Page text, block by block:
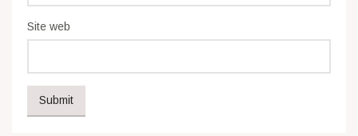
Site web